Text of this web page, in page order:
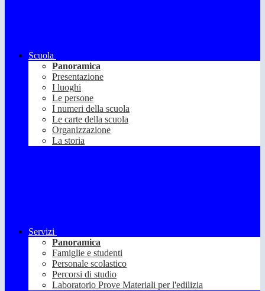
Scuola
Panoramica
Presentazione
I luoghi
Le persone
I numeri della scuola
Le carte della scuola
Organizzazione
La storia
Servizi
Panoramica
Famiglie e studenti
Personale scolastico
Percorsi di studio
Laboratorio Prove Materiali per l'edilizia